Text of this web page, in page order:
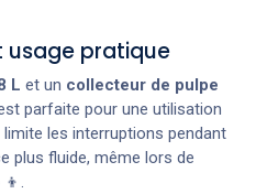
usage pratique
L et un collecteur de pulpe
parfaite pour une utilisation
les interruptions pendant
plus fluide, même lors de